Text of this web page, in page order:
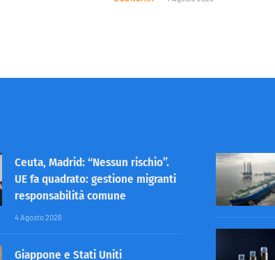
Ceuta, Madrid: “Nessun rischio”.
UE fa quadrato: gestione migranti
responsabilità comune
4 Agosto 2026
Giappone e Stati Uniti